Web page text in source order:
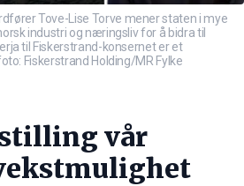
Tove-Lise Torve mener staten i mye
industri og næringsliv for å bidra til
til Fiskerstrand-konsernet er et
Fiskerstrand Holding/MR Fylke
vår